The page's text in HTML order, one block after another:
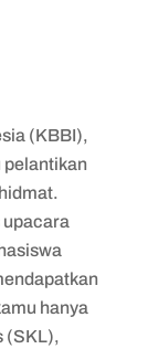
(KBBI),
pelantikan
upacara
hanya
(SKL),